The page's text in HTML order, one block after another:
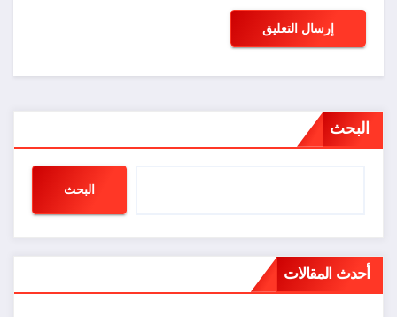
البحث
البحث
أحدث المقالات